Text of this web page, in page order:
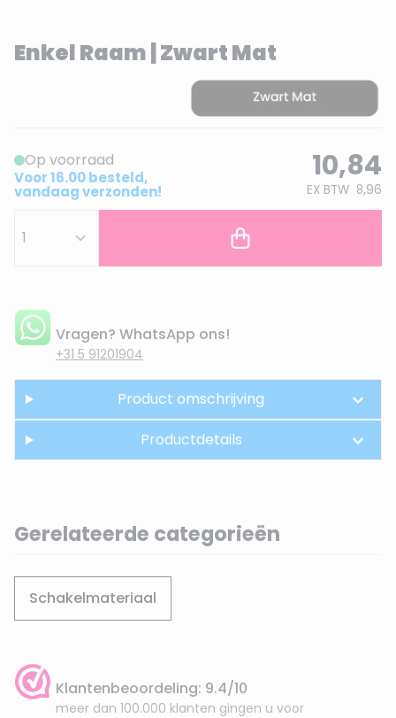
Enkel Raam | Zwart Mat
Op voorraad
Voor 16.00 besteld,
vandaag verzonden!
10,84
EX BTW 8,96
Vragen? WhatsApp ons!
+31 5 91201904
Product omschrijving
Productdetails
Gerelateerde categorieën
Schakelmateriaal
Klantenbeoordeling: 9.4/10
meer dan 100.000 klanten gingen u voor